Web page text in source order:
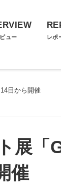
ュー レポ
日から開催
展「
催